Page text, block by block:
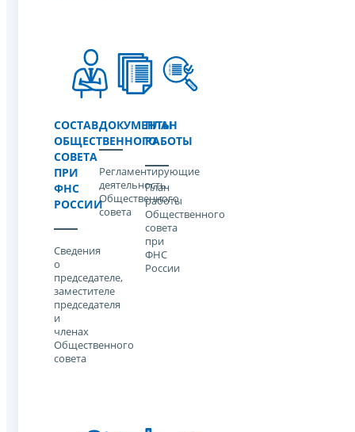
СОСТАВ
ОБЩЕСТВЕННОГО
СОВЕТА
ПРИ
ФНС
РОССИИ
Cведения
о
председателе,
заместителе
председателя
и
членах
Общественного
совета
ДОКУМЕНТЫ
Регламентирующие
деятельность
Общественного
совета
ПЛАН
РАБОТЫ
План
работы
Общественного
совета
при
ФНС
России